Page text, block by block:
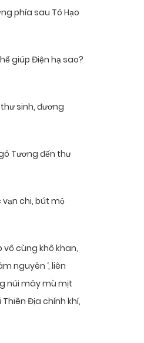
phía sau Tô Hạo
giúp Điện hạ sao?
sinh, đương
Tương đến thư
vạn chi, bút mộ
vô cùng khô khan,
nguyên ‘, liên
núi mây mù mịt
Địa chính khí,